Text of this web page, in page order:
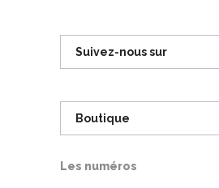
prix :
5,00€
Suivez-nous sur
Boutique
Les numéros